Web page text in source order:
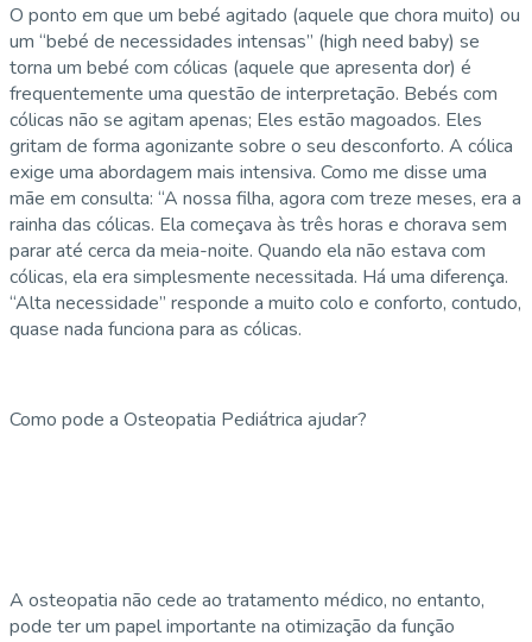
O ponto em que um bebé agitado (aquele que chora muito) ou
um “bebé de necessidades intensas” (high need baby) se
torna um bebé com cólicas (aquele que apresenta dor) é
frequentemente uma questão de interpretação. Bebés com
cólicas não se agitam apenas; Eles estão magoados. Eles
gritam de forma agonizante sobre o seu desconforto. A cólica
exige uma abordagem mais intensiva. Como me disse uma
mãe em consulta: “A nossa filha, agora com treze meses, era a
rainha das cólicas. Ela começava às três horas e chorava sem
parar até cerca da meia-noite. Quando ela não estava com
cólicas, ela era simplesmente necessitada. Há uma diferença.
“Alta necessidade” responde a muito colo e conforto, contudo,
quase nada funciona para as cólicas.
Como pode a Osteopatia Pediátrica ajudar?
A osteopatia não cede ao tratamento médico, no entanto,
pode ter um papel importante na otimização da função